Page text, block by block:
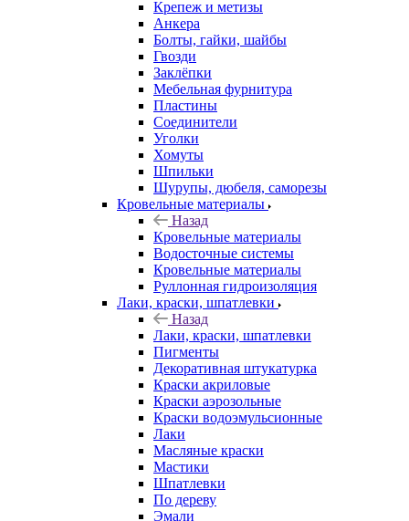
Крепеж и метизы
Анкера
Болты, гайки, шайбы
Гвозди
Заклёпки
Мебельная фурнитура
Пластины
Соединители
Уголки
Хомуты
Шпильки
Шурупы, дюбеля, саморезы
Кровельные материалы
Назад
Кровельные материалы
Водосточные системы
Кровельные материалы
Руллонная гидроизоляция
Лаки, краски, шпатлевки
Назад
Лаки, краски, шпатлевки
Пигменты
Декоративная штукатурка
Краски акриловые
Краски аэрозольные
Краски водоэмульсионные
Лаки
Масляные краски
Мастики
Шпатлевки
По дереву
Эмали